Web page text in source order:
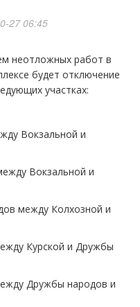
27 06:45
неотложных работ в
будет отключение
участках:
Вокзальной и
Вокзальной и
между Колхозной и
Курской и Дружбы
Дружбы народов и